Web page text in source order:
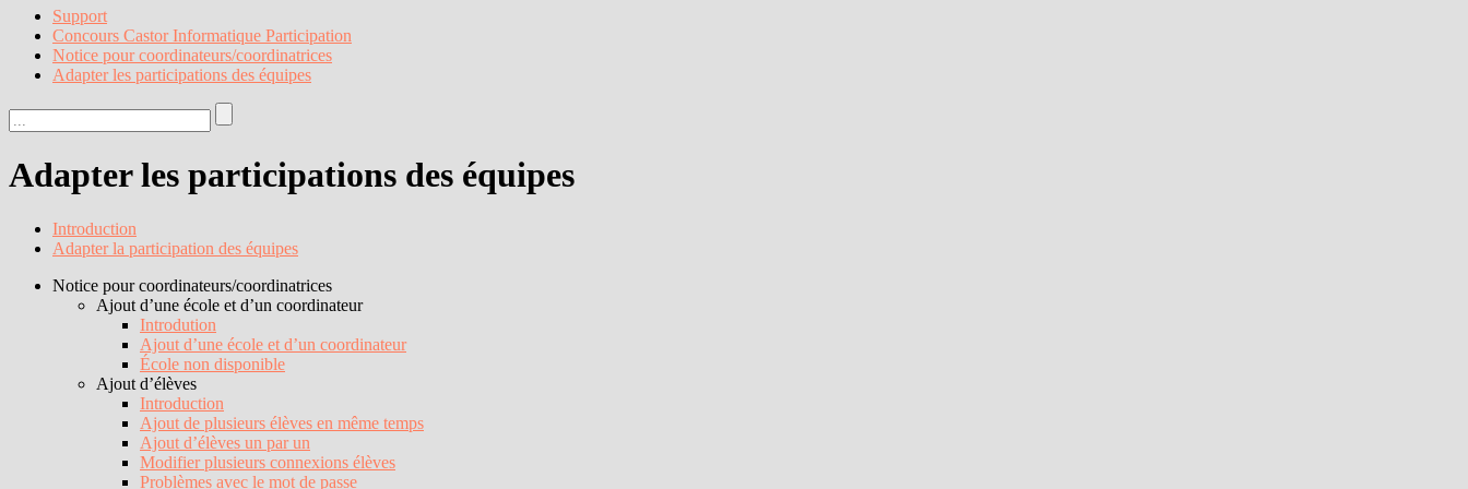
Support
Concours Castor Informatique Participation
Notice pour coordinateurs/coordinatrices
Adapter les participations des équipes
Adapter les participations des équipes
Introduction
Adapter la participation des équipes
Notice pour coordinateurs/coordinatrices
Ajout d’une école et d’un coordinateur
Introdution
Ajout d’une école et d’un coordinateur
École non disponible
Ajout d’élèves
Introduction
Ajout de plusieurs élèves en même temps
Ajout d’élèves un par un
Modifier plusieurs connexions élèves
Problèmes avec le mot de passe